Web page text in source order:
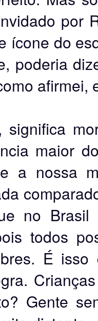
ícone do
poderia
afirmei,
significa
maior
a nossa
no
todos
É isso
Gente